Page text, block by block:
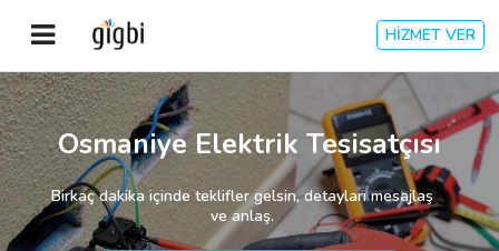
HİZMET VER
Anasayfa
Giriş Yap
Kayıt Ol
Osmaniye Elektrik Tesisatçısı
Birkaç dakika içinde teklifler gelsin, detayları mesajlaş
ve anlaş.